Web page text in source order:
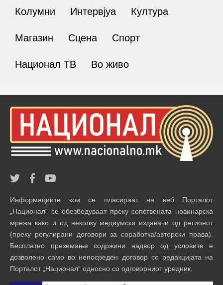
Колумни Интервјуа Култура
Магазин Сцена Спорт
Национал ТВ Во живо
Информациите кои се пласираат на веб Порталот
„Национал“ се обезбедуваат преку сопствената новинарска
мрежа како и од неколку медиумски издавачи од регионот
(преку регулирани договори за соработка/авторски права).
Бесплатно преземање содржини надвор од условите е
дозволено само во непосреден договор со редакцијата на
Порталот „Национал“ односно со одговорниот уредник.